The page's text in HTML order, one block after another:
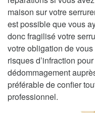
maison sur votre
est possible que vous
donc fragilisé votre
votre obligation de
risques d’infraction
dédommagement
préférable de confier
professionnel.